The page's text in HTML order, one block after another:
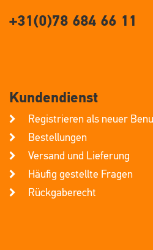
+31(0)78 684 66 11
Kundendienst
Registrieren als neuer
Bestellungen
Versand und Lieferung
Häufig gestellte Fragen
Rückgaberecht